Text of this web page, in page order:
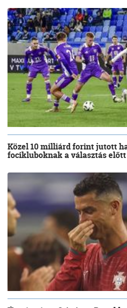
Közel 10 milliárd forint jutott
focikluboknak a választás előtt